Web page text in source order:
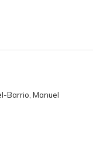
Barrio, Manuel